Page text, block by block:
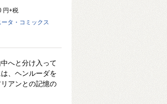
円+税
ータ・コミックス
へと分け入って
、ヘンルーダを
アンとの記憶の